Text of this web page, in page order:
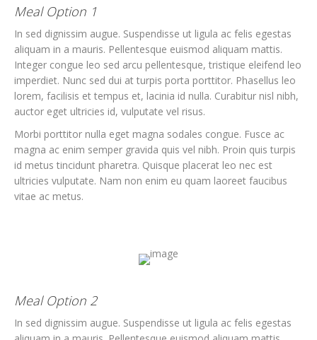
Meal Option 1
In sed dignissim augue. Suspendisse ut ligula ac felis egestas
aliquam in a mauris. Pellentesque euismod aliquam mattis.
Integer congue leo sed arcu pellentesque, tristique eleifend leo
imperdiet. Nunc sed dui at turpis porta porttitor. Phasellus leo
lorem, facilisis et tempus et, lacinia id nulla. Curabitur nisl nibh,
auctor eget ultricies id, vulputate vel risus.
Morbi porttitor nulla eget magna sodales congue. Fusce ac
magna ac enim semper gravida quis vel nibh. Proin quis turpis
id metus tincidunt pharetra. Quisque placerat leo nec est
ultricies vulputate. Nam non enim eu quam laoreet faucibus
vitae ac metus.
Meal Option 2
In sed dignissim augue. Suspendisse ut ligula ac felis egestas